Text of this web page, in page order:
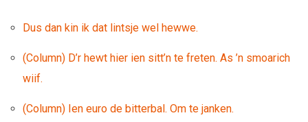
Dus dan kin ik dat lintsje wel hewwe.
(Column) D’r hewt hier ien sitt’n te freten. As ’n smoarich
wiif.
(Column) Ien euro de bitterbal. Om te janken.